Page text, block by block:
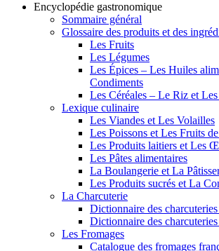
Encyclopédie gastronomique
Sommaire général
Glossaire des produits et des
Les Fruits
Les Légumes
Les Épices – Les Huiles
Condiments
Les Céréales – Le Riz et
Lexique culinaire
Les Viandes et Les Volailles
Les Poissons et Les Fruits
Les Produits laitiers et Les
Les Pâtes alimentaires
La Boulangerie et La
Les Produits sucrés et La
La Charcuterie
Dictionnaire des
Dictionnaire des
Les Fromages
Catalogue des fromages